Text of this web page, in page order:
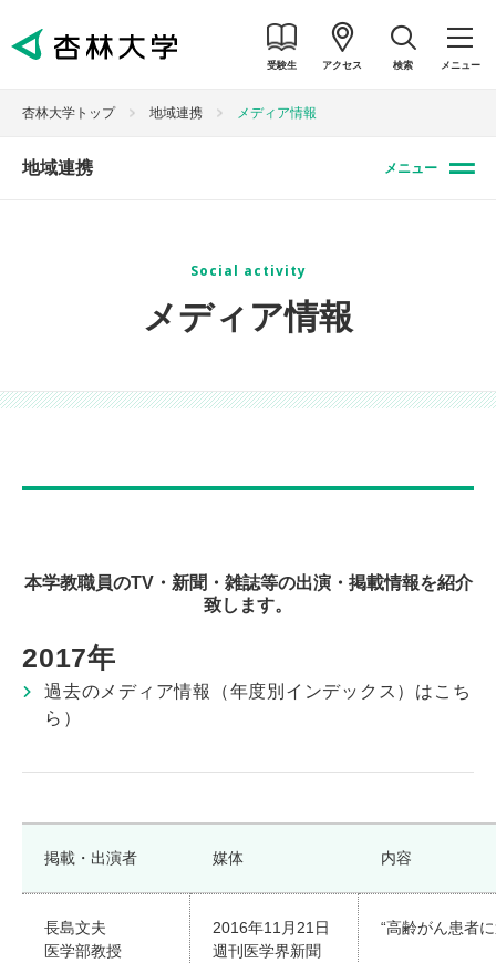
受験生 アクセス 検索 メニュー
杏林大学トップ 地域連携 メディア情報
地域連携 メニュー
Social activity
メディア情報
本学教職員のTV・新聞・雑誌等の出演・掲載情報を紹介
致します。
2017年
過去のメディア情報（年度別インデックス）はこち
ら）
掲載・出演者 媒体 内容
長島文夫
医学部教授
2016年11月21日
週刊医学界新聞
“高齢がん患者